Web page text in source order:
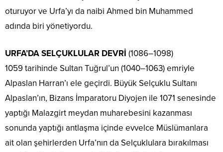
oturuyor ve Urfa’yı da naibi Ahmed bin Muhammed
adında biri yönetiyordu.
URFA’DA SELÇUKLULAR DEVRİ (1086–1098)
1059 tarihinde Sultan Tuğrul’un (1040–1063) emriyle
Alpaslan Harran’ı ele geçirdi. Büyük Selçuklu Sultanı
Alpaslan’ın, Bizans İmparatoru Diyojen ile 1071 senesinde
yaptığı Malazgirt meydan muharebesini kazanması
sonunda yaptığı antlaşma içinde evvelce Müslümanlara
ait olan şehirlerden Urfa’nın da Selçuklulara bırakılması